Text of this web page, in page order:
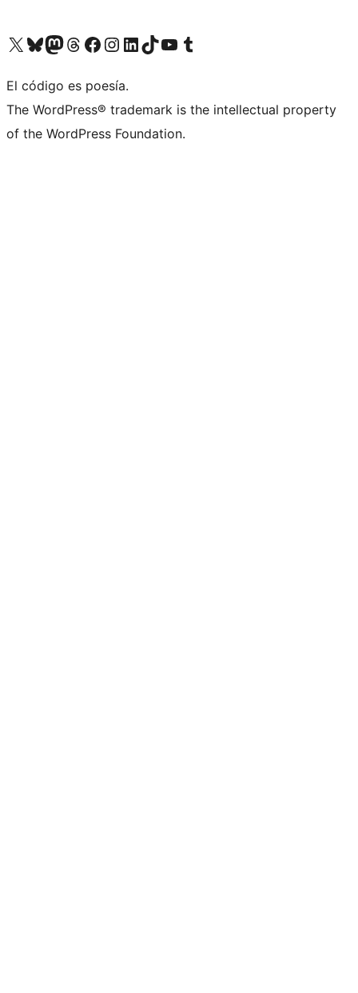
Visitá nuestra cuenta de X (anteriormente Twitter)
Visitá nuestra cuenta de Bluesky
Visitá nuestra cuenta de Mastodon
Visitá nuestra cuenta de Threads
Visitá nuestra página de Facebook
Visitá nuestra cuenta de Instagram
Visitá nuestra cuenta de LinkedIn
Visitá nuestra cuenta de TikTok
Visitá nuestro canal de YouTube
Visitá nuestra cuenta de Tumblr
El código es poesía.
The WordPress® trademark is the intellectual property
of the WordPress Foundation.